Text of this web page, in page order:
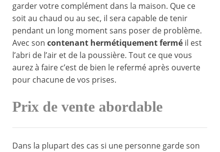
garder votre complément dans la maison. Que ce
soit au chaud ou au sec, il sera capable de tenir
pendant un long moment sans poser de problème.
Avec son contenant hermétiquement fermé il est
l’abri de l’air et de la poussière. Tout ce que vous
aurez à faire c’est de bien le refermé après ouverte
pour chacune de vos prises.
Prix de vente abordable
Dans la plupart des cas si une personne garde son